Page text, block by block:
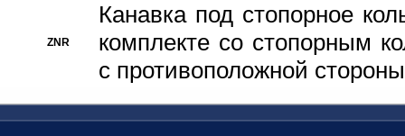
ZNR
Канавка под стопорное
комплекте со стопорным
с противоположной стороны